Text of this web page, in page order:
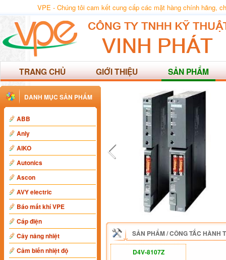
VPE - Chúng tôi cam kết cung cấp các mặt hàng chính hãng,
TRANG CHỦ GIỚI THIỆU SẢN PHẨM
DANH MỤC SẢN PHẨM
ABB
Anly
AIKO
Autonics
Ascon
AVY electric
Báo mất khí VPE
Cáp điện
Cây nâng nhiệt
Cảm biến nhiệt độ
SẢN PHẨM/CÔNG TẮC HÀNH
D4V-8107Z